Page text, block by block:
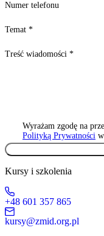
Numer telefonu
Temat *
Treść wiadomości *
Wyrażam zgodę na
Polityką Prywatności
Kursy i szkolenia
+48 601 357 865
kursy@zmid.org.pl